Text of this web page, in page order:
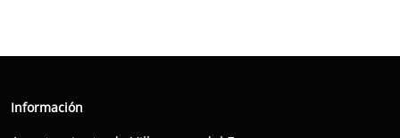
Información